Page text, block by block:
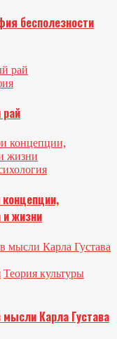
бесполезности
жизни
Теория культуры
мысли Карла Густава